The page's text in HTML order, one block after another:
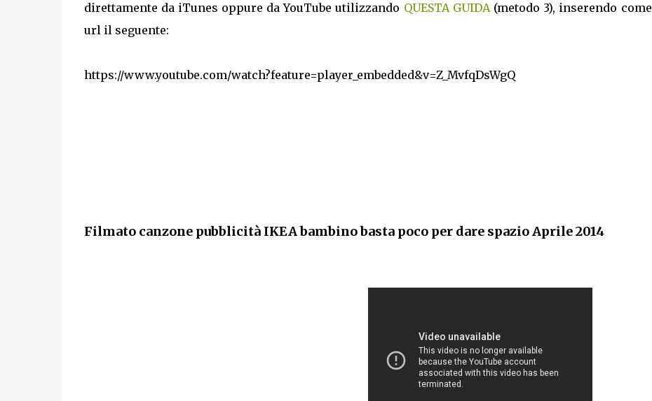
direttamente da iTunes oppure da YouTube utilizzando QUESTA GUIDA (metodo 3), inserendo come
url il seguente:
https://www.youtube.com/watch?feature=player_embedded&v=Z_MvfqDsWgQ
Filmato canzone pubblicità IKEA bambino basta poco per dare spazio Aprile 2014